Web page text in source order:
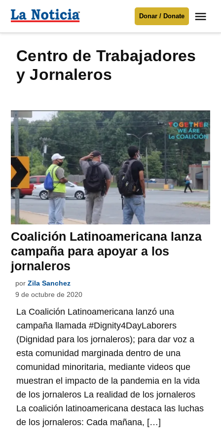
Para mantenerte informado necesitamostu apoyo
contenido
Noticia
Donar / Donate
Centro de Trabajadores
y Jornaleros
Coalición Latinoamericana lanza
campaña para apoyar a los
jornaleros
por Zila Sanchez
9 de octubre de 2020
La Coalición Latinoamericana lanzó una
campaña llamada #Dignity4DayLaborers
(Dignidad para los jornaleros); para dar voz a
esta comunidad marginada dentro de una
comunidad minoritaria, mediante videos que
muestran el impacto de la pandemia en la vida
de los jornaleros La realidad de los jornaleros
La coalición latinoamericana destaca las luchas
de los jornaleros: Cada mañana, […]